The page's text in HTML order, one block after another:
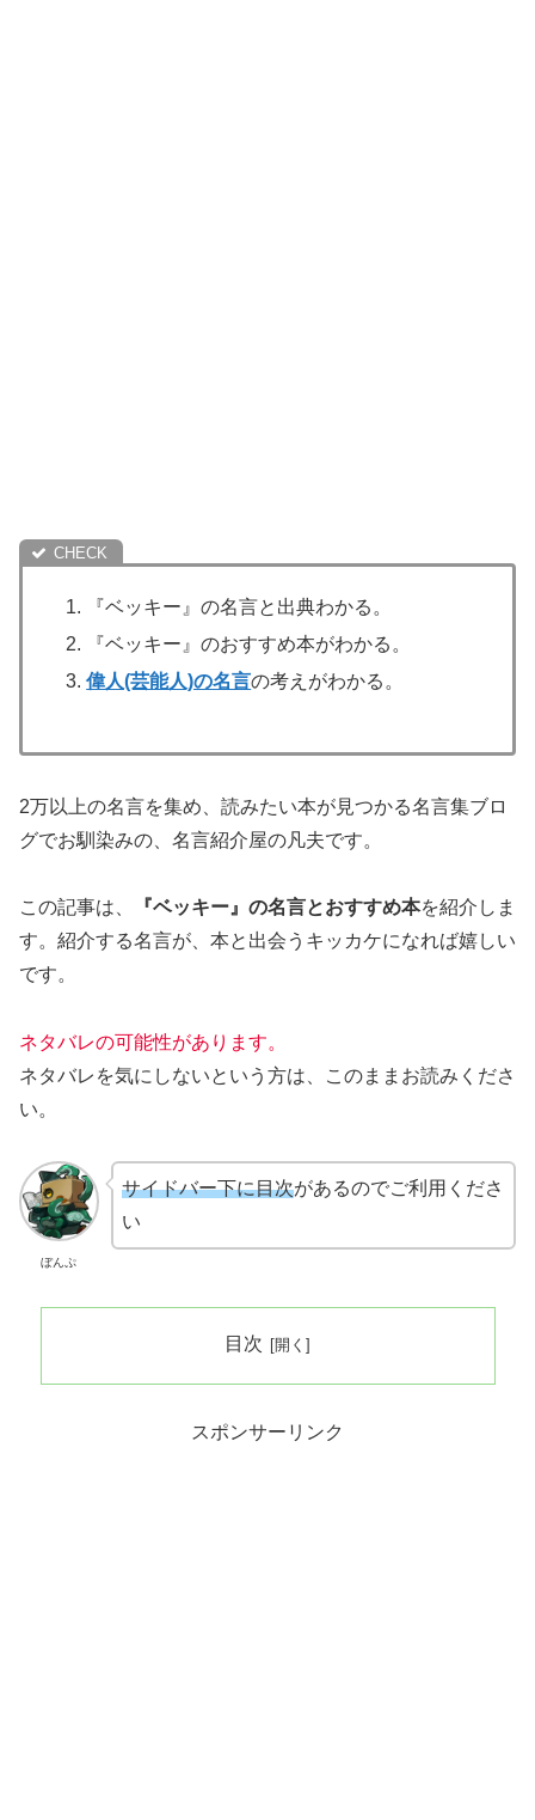
『ベッキー』の名言と出典わかる。
『ベッキー』のおすすめ本がわかる。
偉人(芸能人)の名言の考えがわかる。
2万以上の名言を集め、読みたい本が見つかる名言集ブロ
グでお馴染みの、名言紹介屋の凡夫です。
この記事は、 『ベッキー』の名言とおすすめ本を紹介しま
す。 紹介する名言が、本と出会うキッカケになれば嬉しい
です。
ネタバレの可能性があります。
ネタバレを気にしないという方は、このままお読みくださ
い。
ぼんぷ
サイドバー下に目次があるのでご利用くださ
い
目次
スポンサーリンク